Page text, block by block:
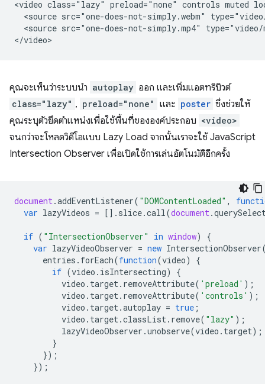
<video class="lazy" preload="none" controls muted
<source src="one-does-not-simply.webm"
<source src="one-does-not-simply.mp4"
คุณจะเห็นว่าระบบนำ autoplay ออก และเพิ่มแอตทริบิวต์
class="lazy" , preload="none" และ poster ซึ่งช่วยให้
คุณระบุตัวยึดตำแหน่งเพื่อใช้พื้นที่ขององค์ประกอบ <video>
จนกว่าจะโหลดวิดีโอแบบ Lazy Load จากนั้นเราจะใช้ JavaScript
Intersection Observer เพื่อเปิดใช้การเล่นอัตโนมัติอีกครั้ง
document.addEventListener( "DOMContentLoaded" ,
var lazyVideos = []. slice.call(document.
if ( "IntersectionObserver" in window)
{
var lazyVideoObserver = new IntersectionObserver
entries . forEach(function(video)
{
if (video . isIntersecting)
{
video . target. removeAttribute( 'preload' );
video . target. removeAttribute( 'controls' );
video . target.autoplay = true ;
video . target.classList. remove( "lazy" );
lazyVideoObserver .unobserve(video . target);
}
});
});